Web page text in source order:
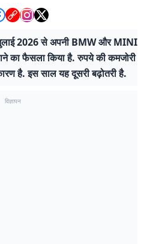
2026 से अपनी BMW और MINI
का फैसला किया है. रुपये की कमजोरी
है. इस साल यह दूसरी बढ़ोतरी है.
विज्ञापन